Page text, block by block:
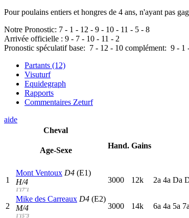
Pour poulains entiers et hongres de 4 ans, n'ayant pas
Notre Pronostic: 7 - 1 - 12 - 9 - 10 - 11 - 5 - 8
Arrivée officielle : 9 - 7 - 10 - 11 - 2
Pronostic spéculatif base: 7 - 12 - 10 complément: 9 - 1
Partants (12)
Visuturf
Equidegraph
Rapports
Commentaires Zeturf
aide
Cheval
Age-Sexe
Hand. Gains
1
Mont Ventoux D4 (E1)
H/4
1'17"1
3000 12k 2a 4a Da
2
Mike des Carreaux D4 (E2)
M/4
1'15"3
3000 14k 6a 4a 5a 7a